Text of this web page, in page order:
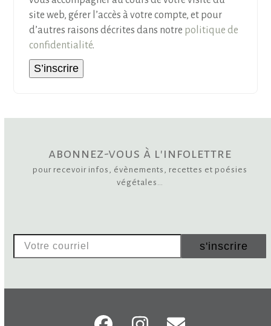
site web, gérer l’accès à votre compte, et pour
d’autres raisons décrites dans notre politique de
confidentialité.
S’inscrire
abonnez-vous à l'infolettre
pour recevoir infos, évènements, recettes et poésies
végétales…
Votre
s'inscrire